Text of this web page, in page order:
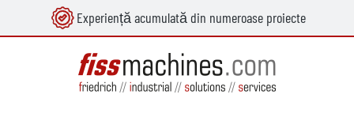
principal Experiență acumulată din numeroase proiecte